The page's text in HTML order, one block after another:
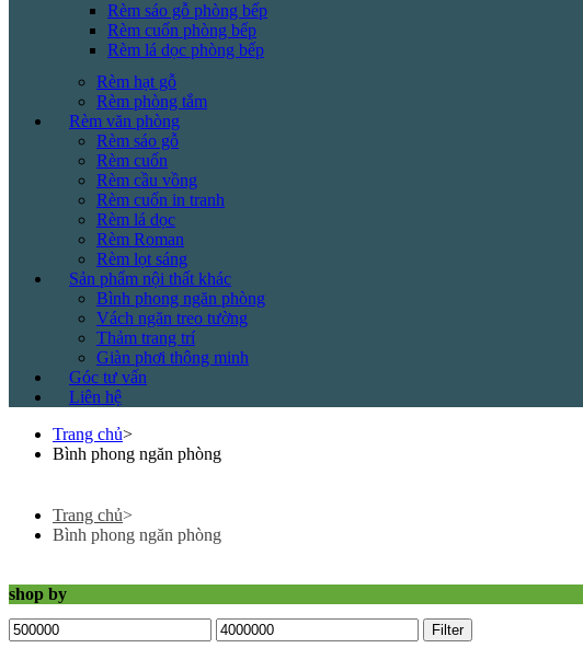
Rèm sáo gỗ phòng bếp
Rèm cuốn phòng bếp
Rèm lá dọc phòng bếp
Rèm hạt gỗ
Rèm phòng tắm
Rèm văn phòng
Rèm sáo gỗ
Rèm cuốn
Rèm cầu vồng
Rèm cuốn in tranh
Rèm lá dọc
Rèm Roman
Rèm lọt sáng
Sản phẩm nội thất khác
Bình phong ngăn phòng
Vách ngăn treo tường
Thảm trang trí
Giàn phơi thông minh
Góc tư vấn
Liên hệ
Trang chủ>
Bình phong ngăn phòng
Trang chủ>
Bình phong ngăn phòng
shop by
Filter